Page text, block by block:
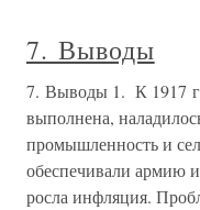
7. Выводы
7. Выводы 1. К 1917
выполнена,
промышленность и
обеспечивали армию
росла инфляция.